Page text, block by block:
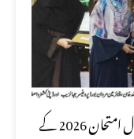
تعلیمی بورڈ مردان نے ایس ایس سی سالانہ اول امتحان 2026 کے